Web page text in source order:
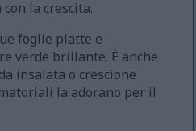
la crescita.
foglie piatte e
verde brillante. È anche
insalata o crescione
la adorano per il